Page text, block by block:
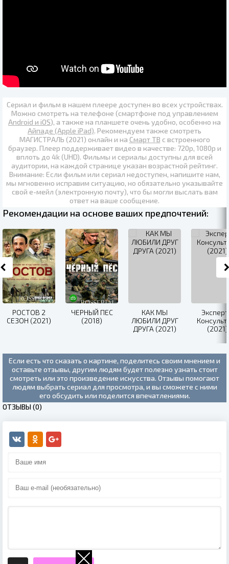
Сериал и фильм в нашем плеере доступен во всех устройствах.
Можно смотреть на телефоне (смартфоне под управлением
Android и iOS), а также на планшете очень удобно, особенно на
Айпаде (Apple iPad). Рекомендуем также смотреть
МАГИСТРАЛЬ (2021) онлайн и на Смарт ТВ с встроенного
браузер. Плеер поддерживает видео в качестве: 720p, 1080p и
вплоть до 4k (UHD). Фильмы и сериалы доступны для всей
аудитории, на каждой странице указан возрастной рейтинг.
Внимание: Если фильм или сериал недоступен, напишите нам,
мы мгновенно исправим ситуацию, но обязательно указывайте
свой е-мейл (электронную почту), что бы могли выслать вам
ответ на ваше сообщение.
Рекомендации на основе ваших предпочтений:
РОСТОВ 2
СЕЗОН (2021)
ЧЕРНЫЙ ПЕС
(2018)
КАК МЫ
ЛЮБИЛИ ДРУГ
ДРУГА (2021)
(2021)
Если есть что сказать о картине, поделитесь своим мнением и
оставьте отзывы, другим людям будет полезно узнать стоит
смотреть или это произведение искусства. Отзывы помогают
людям выбрать сериал для просмотра, и вы сможете с ними
его обсудить или поделится впечатлениями.
ОТЗЫВЫ (0)